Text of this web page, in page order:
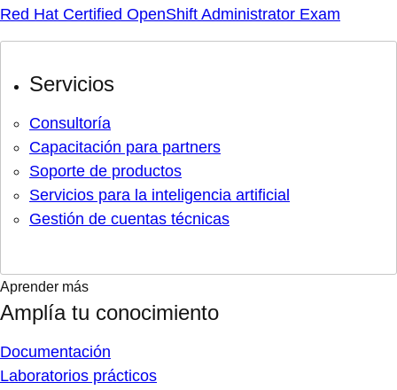
Red Hat Certified OpenShift Administrator Exam
Servicios
Consultoría
Capacitación para partners
Soporte de productos
Servicios para la inteligencia artificial
Gestión de cuentas técnicas
Aprender más
Amplía tu conocimiento
Documentación
Laboratorios prácticos